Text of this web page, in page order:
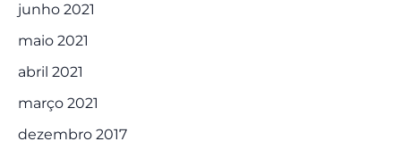
junho 2021
maio 2021
abril 2021
março 2021
dezembro 2017